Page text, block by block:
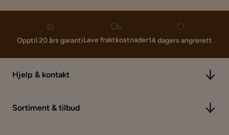
Opptil 20 års garantiLave fraktkostnader14 dagers angrerett
Hjelp & kontakt
Sortiment & tilbud